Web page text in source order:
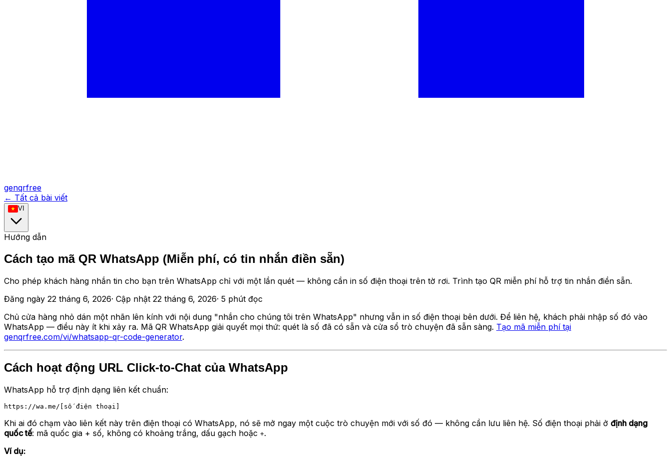
genqrfree
← Tất cả bài viết
VI
Hướng dẫn
Cách tạo mã QR WhatsApp (Miễn phí, có tin nhắn điền sẵn)
Cho phép khách hàng nhắn tin cho bạn trên WhatsApp chỉ với một lần quét — không cần in số điện thoại trên tờ rơi. Trình tạo QR miễn phí hỗ trợ tin nhắn điền sẵn.
Đăng ngày 22 tháng 6, 2026· Cập nhật 22 tháng 6, 2026· 5 phút đọc
Chủ cửa hàng nhỏ dán một nhãn lên kính với nội dung "nhắn cho chúng tôi trên WhatsApp" nhưng vẫn in số điện thoại bên dưới. Để liên hệ, khách phải nhập số đó vào
WhatsApp — điều này ít khi xảy ra. Mã QR WhatsApp giải quyết mọi thứ: quét là số đã có sẵn và cửa sổ trò chuyện đã sẵn sàng. Tạo mã miễn phí tại
genqrfree.com/vi/whatsapp-qr-code-generator.
Cách hoạt động URL Click-to-Chat của WhatsApp
WhatsApp hỗ trợ định dạng liên kết chuẩn:
Khi ai đó chạm vào liên kết này trên điện thoại có WhatsApp, nó sẽ mở ngay một cuộc trò chuyện mới với số đó — không cần lưu liên hệ. Số điện thoại phải ở định dạng
quốc tế: mã quốc gia + số, không có khoảng trắng, dấu gạch hoặc +.
Ví dụ: